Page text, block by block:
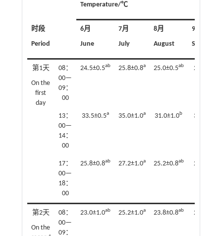
时段
Period
Temperature/℃
6月
June
7月
July
8月
August
9月
第1天
On the
first
day
08：
00—
09：
00
24.5±0.5ab 25.8±0.8a 25.0±0.5ab 22.8±0.8
13：
00—
14：
00
33.5±0.5a 35.0±1.0a 31.0±1.0b 30.2±0.8
17：
00—
18：
00
25.8±0.8ab 27.2±1.0a 25.2±0.8ab 23.8±0.8
第2天
On the
08：
00—
09：
23.0±1.0ab 25.2±1.0a 23.8±0.8ab 22.0±1.0